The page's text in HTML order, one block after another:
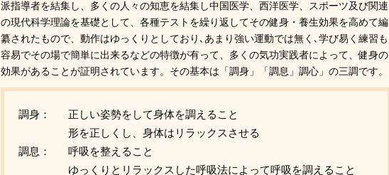
派指導者を結集し、多くの人々の知恵を結集し中国医学、西洋医学、スポーツ及び関連
の現代科学理論を基礎として、各種テストを繰り返してその健身・養生効果を高めて編
纂されたもので、動作はゆっくりとしており､あまり強い運動では無く､学び易く練習も
容易でその場で簡単に出来るなどの特徴が有って、多くの気功実践者によって、健身の
効果があることが証明されています。その基本は「調身」「調息」調心」の三調です。
調身：
正しい姿勢をして身体を調えること
形を正しくし、身体はリラックスさせる
調息：
呼吸を整えること
ゆっくりとリラックスした呼吸法によって呼吸を調えること